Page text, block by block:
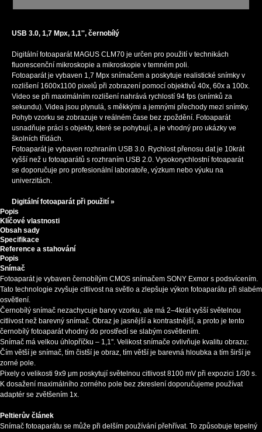
USB 3.0, 1,7 Mpx, 1,1'', černobílý
Digitální fotoaparát MAGUS CLM70 je určen pro použití v technikách
fluorescenční mikroskopie a mikroskopie v temném poli.
Fotoaparát je vybaven 1,7 Mpx snímačem a poskytuje realistické snímky v
rozlišení 1600x1100 pixelů při zobrazení pomocí objektivů 40x, 60x a 100x.
Video se při maximálním rozlišení nahrává rychlostí 94 fps (snímků za
sekundu). Videa jsou plynulá, s měkkými a jemnými přechody mezi snímky.
Pohyb vzorku se zobrazuje v reálném čase bez zpoždění. Fotoaparát
usnadňuje práci s objekty, které se pohybují, a je vhodný pro ukázky ve
školních třídách.
Fotoaparát je vybaven rozhraním USB 3.0. Rychlost přenosu dat je 10krát
vyšší než u fotoaparátů s rozhraním USB 2.0. Vysokorychlostní fotoaparát
se doporučuje pro profesionální laboratoře, výzkum nebo výuku na
univerzitách.
Digitální fotoaparát při použití »
Popis
Klíčové vlastnosti
Obsah sady
Specifikace
Reference a stahování
Popis
Snímač
Fotoaparát je vybaven černobílým CMOS snímačem SONY Exmor s podsvícením.
Tato technologie zvyšuje citlivost na světlo a zlepšuje výkon fotoaparátu při slabém
osvětlení.
Černobílý snímač nezachycuje barvy vzorku, ale má 2–4krát vyšší světelnou
citlivost než barevný snímač. Obraz je jasnější a kontrastnější, a proto je tento
černobílý fotoaparát vhodný do prostředí se slabým osvětlením.
Snímač má velkou úhlopříčku – 1,1''. Velikost snímače ovlivňuje kvalitu obrazu:
Čím větší je snímač, tím čistší je obraz, tím větší je barevná hloubka a tím širší je
zorné pole.
Pixely o velikosti 9x9 μm poskytují světelnou citlivost 8100 mV při expozici 1/30 s.
K dosažení maximálního zorného pole bez zkreslení doporučujeme používat
adaptér se zvětšením 1x.
Peltierův článek
Snímač fotoaparátu se může při delším používání přehřívat. To způsobuje tepelný